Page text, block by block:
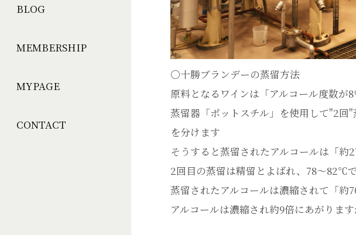
BLOG
MEMBERSHIP
MYPAGE
CONTACT
〇十勝ブランデーの蒸留方法
原料となるワインは「アルコール度数が
蒸留器「ポットスチル」を使用して"2
を分けます
そうすると蒸留されたアルコールは「約
2回目の蒸留は精留とよばれ、78～82℃
蒸留されたアルコールは濃縮されて「約
アルコールは濃縮され約9倍にあがりま